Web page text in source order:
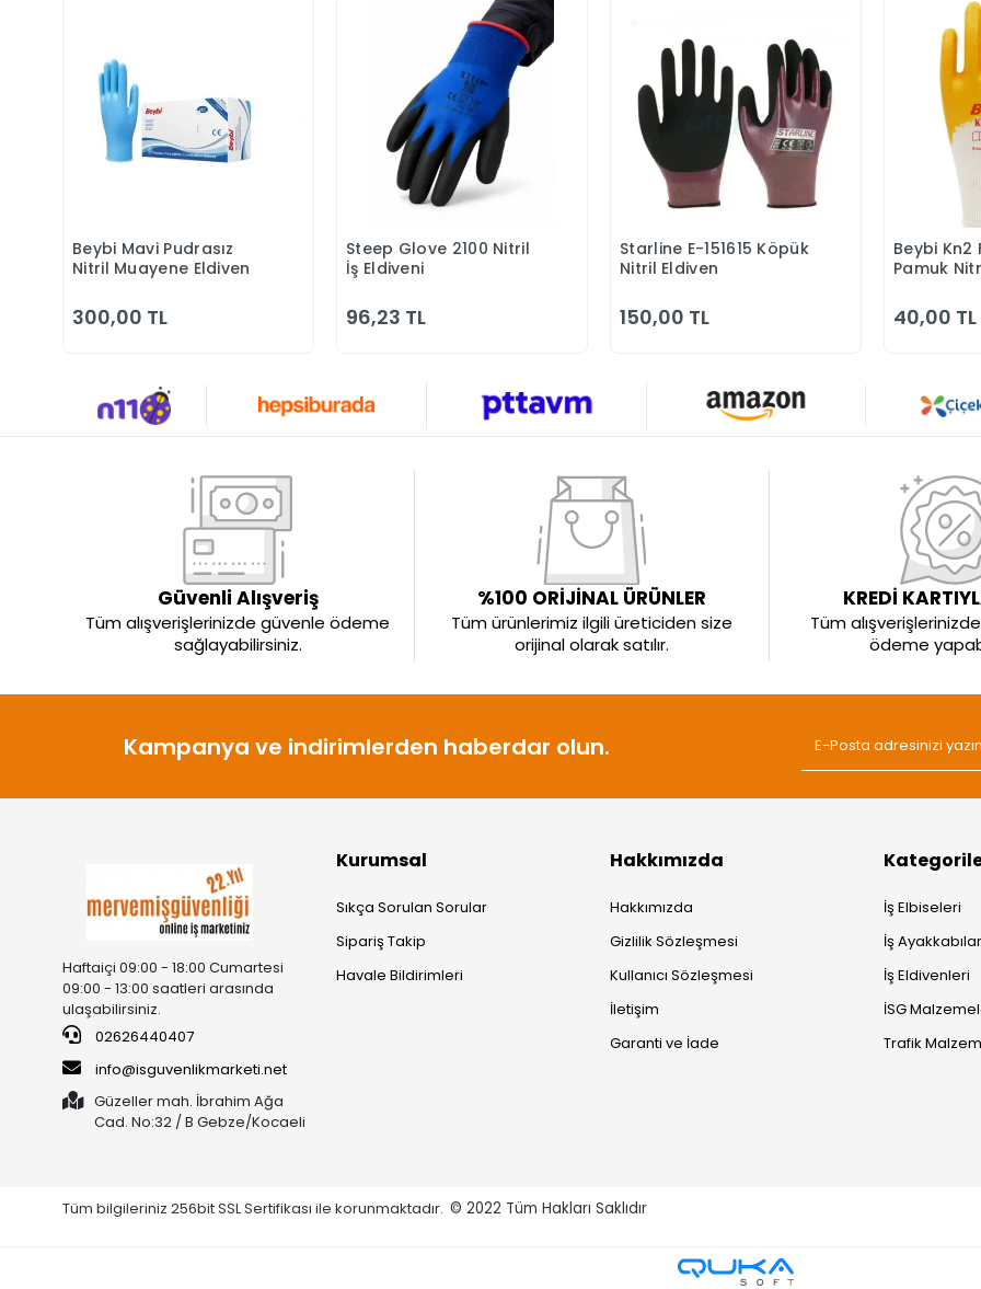
Sepete Ekle
Beybi Mavi Pudrasız
Nitril Muayene Eldiven
300,00 TL
Sepete Ekle
Steep Glove 2100 Nitril
İş Eldiveni
96,23 TL
Sepete Ekle
Starline E-151615 Köpük
Nitril Eldiven
150,00 TL
Beybi Kn2
Pamuk
40,00 TL
Güvenli Alışveriş
Tüm alışverişlerinizde güvenle ödeme
sağlayabilirsiniz.
%100 ORİJİNAL ÜRÜNLER
Tüm ürünlerimiz ilgili üreticiden size
orijinal olarak satılır.
KREDİ
Tüm
ödeme
Kampanya ve indirimlerden haberdar olun.
Haftaiçi 09:00 - 18:00 Cumartesi
09:00 - 13:00 saatleri arasında
ulaşabilirsiniz.
02626440407
info@isguvenlikmarketi.net
Güzeller mah. İbrahim Ağa
Cad. No:32 / B Gebze/Kocaeli
Kurumsal
Sıkça Sorulan Sorular
Sipariş Takip
Havale Bildirimleri
Hakkımızda
Hakkımızda
Gizlilik Sözleşmesi
Kullanıcı Sözleşmesi
İletişim
Garanti ve İade
İş Elbiseleri
İş
İş Eldivenleri
İSG
Trafik
Tüm bilgileriniz 256bit SSL Sertifikası ile korunmaktadır. © 2022 Tüm Hakları Saklıdır